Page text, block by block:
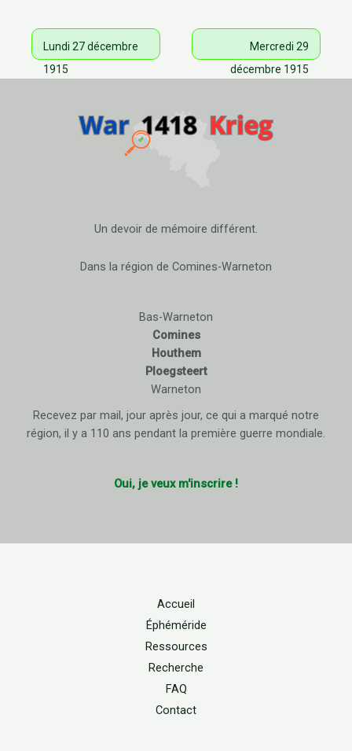
Lundi 27 décembre
1915
Mercredi 29
décembre 1915
Un devoir de mémoire différent.
Dans la région de Comines-Warneton
Bas-Warneton
Comines
Houthem
Ploegsteert
Warneton
Recevez par mail, jour après jour, ce qui a marqué notre
région, il y a 110 ans pendant la première guerre mondiale.
Oui, je veux m'inscrire !
Accueil
Éphéméride
Ressources
Recherche
FAQ
Contact